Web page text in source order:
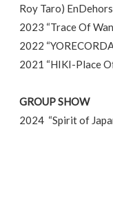
Roy Taro) EnDehors
2023 “Trace Of
2022
2021 “HIKI-Place
GROUP SHOW
2024 “Spirit of